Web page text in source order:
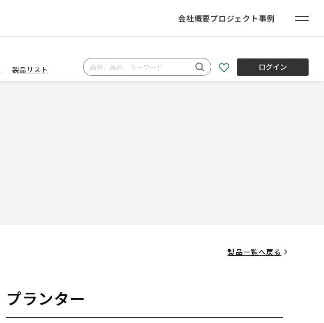
会社概要プロジェクト事例
製品リスト ログイン
製品一覧へ戻る
プランター